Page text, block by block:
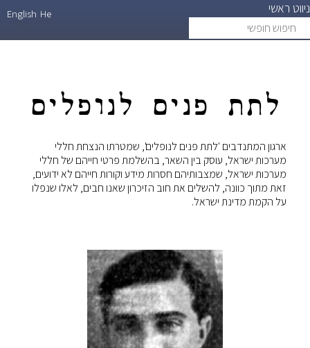
ניווט ראשי
חופשי
He
English
לתת פנים לנופלים
ארגון המתנדבים 'לתת פנים לנופלים', שמטרתו הנצחת חללי
מערכות ישראל, עוסק בין השאר, בהשלמת פרטי חייהם של חללי
מערכות ישראל, שמצבותיהם חסרות מידע וקורות חייהם לא ידועים,
זאת מתוך כוונה, להשלים את חוב הזיכרון שאנו חבים, לאלו שנפלו
על הקמת מדינת ישראל.